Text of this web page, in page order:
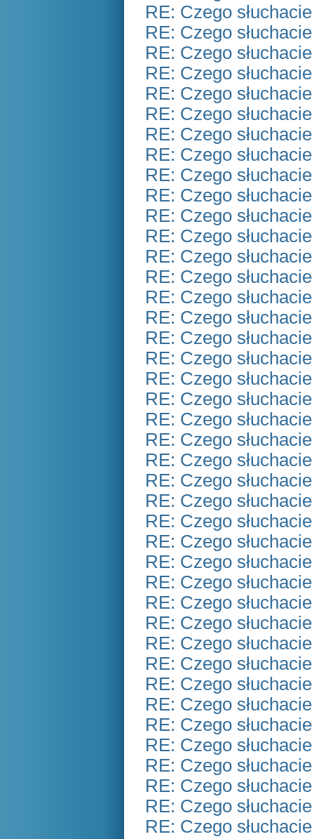
RE: Czego
RE: Czego
RE: Czego
RE: Czego
RE: Czego
RE: Czego
RE: Czego
RE: Czego
RE: Czego
RE: Czego
RE: Czego
RE: Czego
RE: Czego
RE: Czego
RE: Czego
RE: Czego
RE: Czego
RE: Czego
RE: Czego
RE: Czego
RE: Czego
RE: Czego
RE: Czego
RE: Czego
RE: Czego
RE: Czego
RE: Czego
RE: Czego
RE: Czego
RE: Czego
RE: Czego
RE: Czego
RE: Czego
RE: Czego
RE: Czego
RE: Czego
RE: Czego
RE: Czego
RE: Czego
RE: Czego
RE: Czego